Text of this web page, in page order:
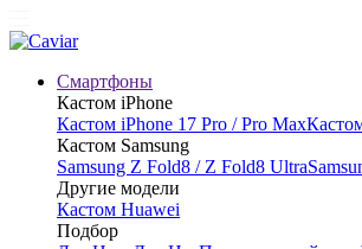
Смартфоны
Кастом iPhone
Кастом iPhone 17 Pro / Pro Max
Кастом Samsung
Samsung Z Fold8 / Z Fold8 Ultra
Другие модели
Кастом Huawei
Подбор